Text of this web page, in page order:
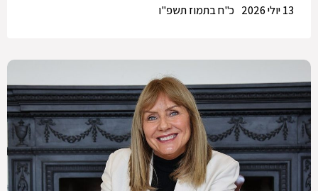
כ"ח בתמוז תשפ"ו
13 יולי 2026